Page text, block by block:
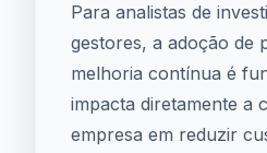
Para analistas de
gestores, a adoção de
melhoria contínua é
impacta diretamente a
empresa em reduzir